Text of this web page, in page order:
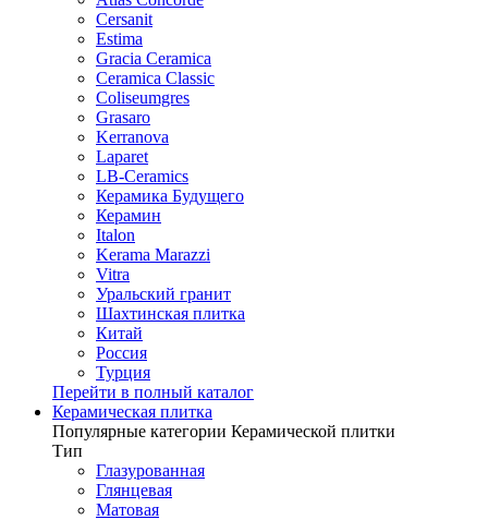
Cersanit
Estima
Gracia Ceramica
Ceramica Classic
Coliseumgres
Grasaro
Kerranova
Laparet
LB-Ceramics
Керамика Будущего
Керамин
Italon
Kerama Marazzi
Vitra
Уральский гранит
Шахтинская плитка
Китай
Россия
Турция
Перейти в полный каталог
Керамическая плитка
Популярные категории Керамической плитки
Тип
Глазурованная
Глянцевая
Матовая